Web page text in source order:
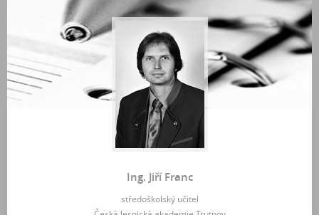
Ing. Jiří Franc
středoškolský učitel